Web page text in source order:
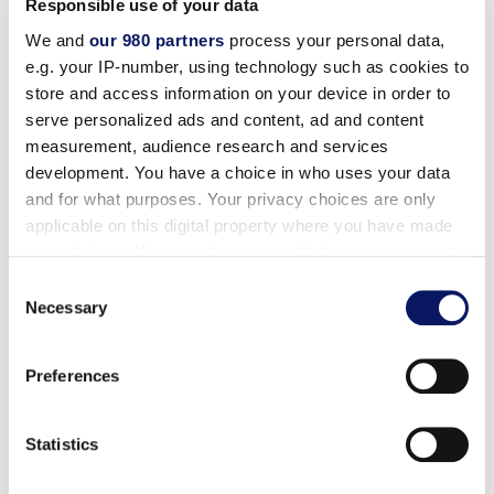
Responsible use of your data
We and our 980 partners process your personal data,
e.g. your IP-number, using technology such as cookies to
store and access information on your device in order to
serve personalized ads and content, ad and content
measurement, audience research and services
development. You have a choice in who uses your data
and for what purposes. Your privacy choices are only
applicable on this digital property where you have made
the Privacy trigger icon.
Find out more about how your personal data is processed
and set your preferences in the
We use cookies to personalise content and ads, to
provide social media features and to analyse our traffic.
Selection
Necessary
Preferences
Statistics
2 août 26 – Raiponce
3 août 26 – Confessions d'une adolescente
dramatique
4 août 2026 – Zootopia
5 août 1926 – Chip et Dale : Les Rangers du